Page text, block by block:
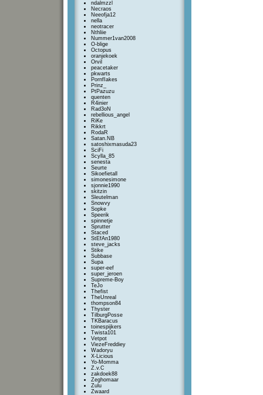
ndalmzzl
Necraos
Neeofja12
nella
neotracer
Nthliie
Nummer1van2008
O-blige
Octopus
oranjekoek
Orvil
peacetaker
pkwarts
PornfIakes
Prinz_
PtPazuzu
quenten
R4inier
Rad3oN
rebellious_angel
RiKe
Rikkrt
RodaR
Satan.NB
satoshixmasuda23
SciFi
Scylla_85
senesta
Seurte
Sikoefietall
simonesimone
sjonnie1990
skitzin
Sleutelman
Snowvy
Sopke
Speerik
spinnetje
Sprutter
Staced
StEfAn1980
steve_jacks
Stike
Subbase
Supa
super-eef
super_jeroen
Supreme-Boy
TeJo
Thefist
TheUnreal
thompson84
Thyster
TilburgPosse
TKBaracus
toinespijkers
Twista101
Vetpot
ViezeFreddiey
Wadoryu
X-Licious
Yo-Momma
Z.v.C
zakdoek88
Zeghomaar
Zulu
Zwaard